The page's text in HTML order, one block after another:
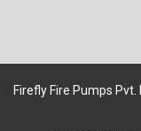
Firefly Fire Pumps Pvt.